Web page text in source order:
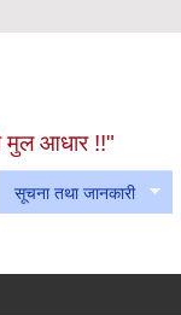
मुल आधार !!"
सूचना तथा जानकारी